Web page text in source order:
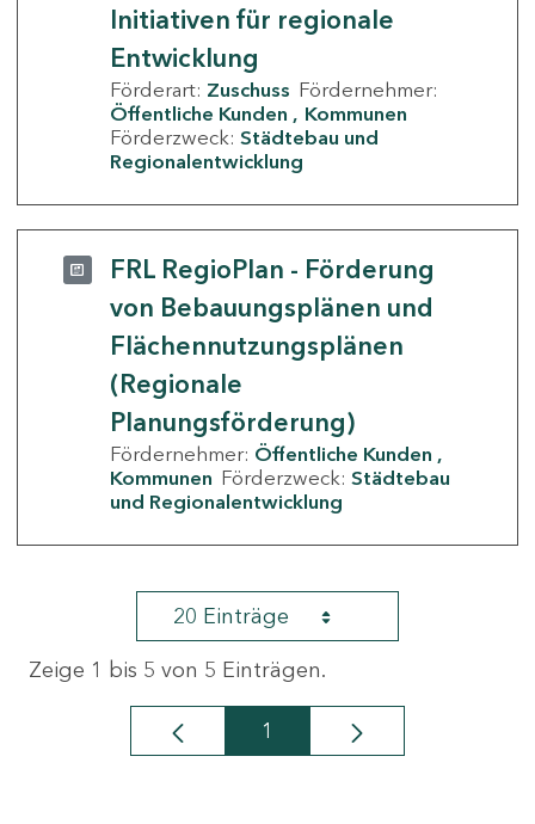
Initiativen für regionale
Entwicklung
Förderart: Zuschuss Fördernehmer:
Öffentliche Kunden
Kommunen
Förderzweck: Städtebau und
Regionalentwicklung
FRL RegioPlan - Förderung
von Bebauungsplänen und
Flächennutzungsplänen
(Regionale
Planungsförderung)
Fördernehmer: Öffentliche Kunden
Kommunen Förderzweck: Städtebau
und Regionalentwicklung
20 Einträge
Zeige 1 bis 5 von 5 Einträgen.
Seite
1